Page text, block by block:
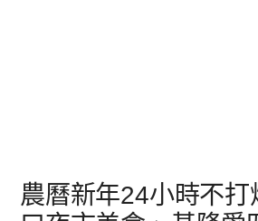
農曆新年24小時不打